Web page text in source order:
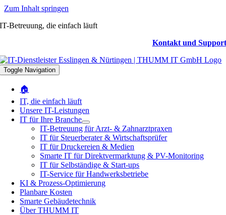
Zum Inhalt springen
IT-Betreuung, die einfach läuft
Kontakt und Support
Toggle Navigation
🏠
IT, die einfach läuft
Unsere IT-Leistungen
IT für Ihre Branche
IT-Betreuung für Arzt- & Zahnarztpraxen
IT für Steuerberater & Wirtschaftsprüfer
IT für Druckereien & Medien
Smarte IT für Direktvermarktung & PV-Monitoring
IT für Selbständige & Start-ups
IT-Service für Handwerksbetriebe
KI & Prozess-Optimierung
Planbare Kosten
Smarte Gebäudetechnik
Über THUMM IT